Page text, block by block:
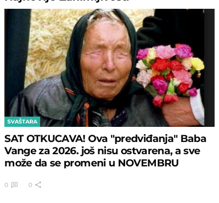
SVAŠTARA
SAT OTKUCAVA! Ova "predviđanja" Baba
Vange za 2026. još nisu ostvarena, a sve
može da se promeni u NOVEMBRU
0 0